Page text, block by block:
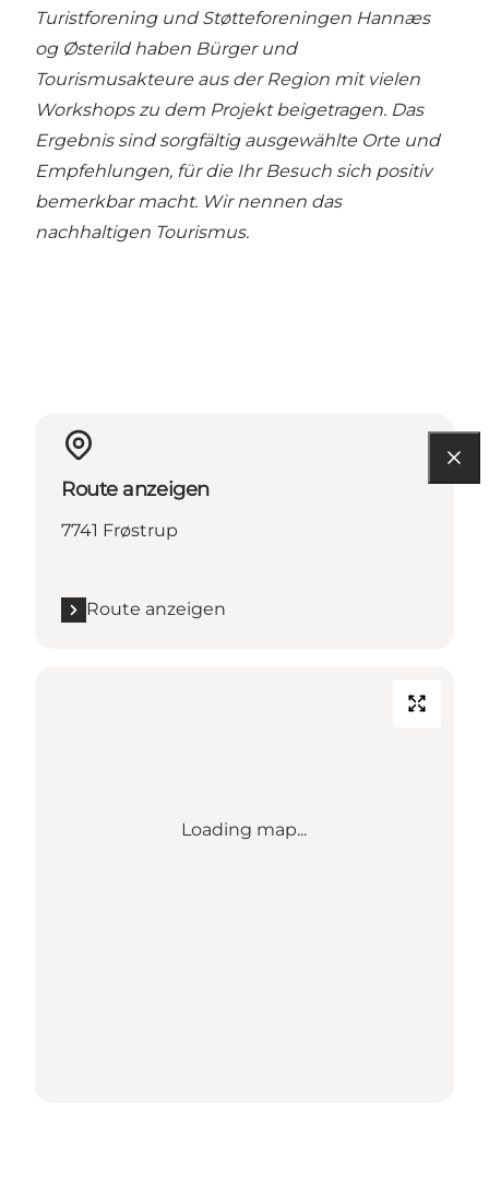
Turistforening und Støtteforeningen Hannæs
og Østerild haben Bürger und
Tourismusakteure aus der Region mit vielen
Workshops zu dem Projekt beigetragen. Das
Ergebnis sind sorgfältig ausgewählte Orte und
Empfehlungen, für die Ihr Besuch sich positiv
bemerkbar macht. Wir nennen das
nachhaltigen Tourismus.
Route anzeigen
7741 Frøstrup
Route anzeigen
Loading map...